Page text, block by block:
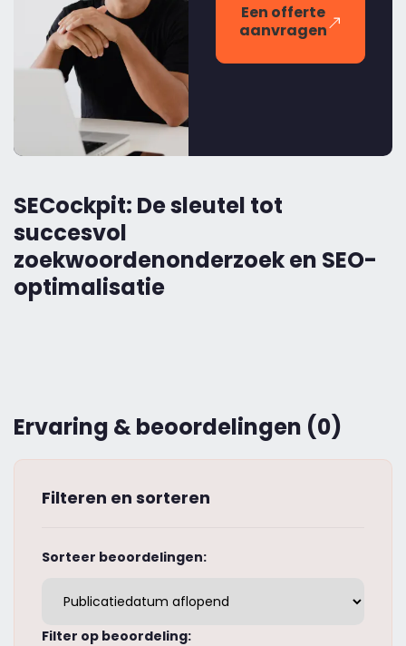
Een offerte
aanvragen
SECockpit: De sleutel tot
succesvol
zoekwoordenonderzoek en SEO-
optimalisatie
Ervaring & beoordelingen (0)
Filteren en sorteren
Sorteer beoordelingen:
Filter op beoordeling: